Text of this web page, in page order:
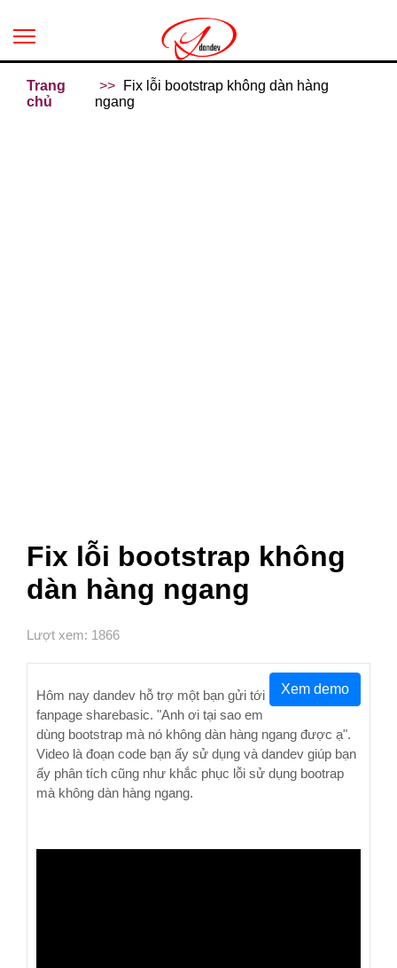
Trang
chủ
Fix lỗi bootstrap không dàn hàng
ngang
Fix lỗi bootstrap không
dàn hàng ngang
Lượt xem: 1866
Xem demo
Hôm nay dandev hỗ trợ một bạn gửi tới
fanpage sharebasic. "Anh ơi tại sao em
dùng bootstrap mà nó không dàn hàng ngang được ạ".
Video là đoạn code bạn ấy sử dụng và dandev giúp bạn
ấy phân tích cũng như khắc phục lỗi sử dụng bootrap
mà không dàn hàng ngang.